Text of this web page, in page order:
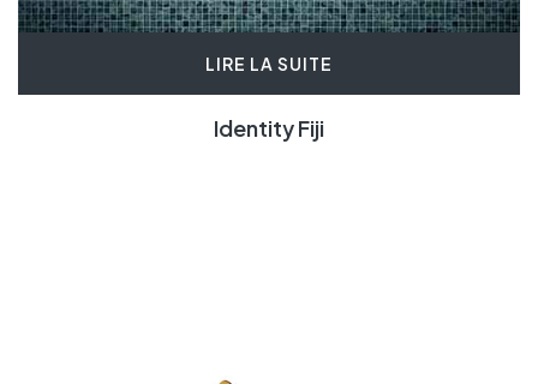
LIRE LA SUITE
Identity Fiji